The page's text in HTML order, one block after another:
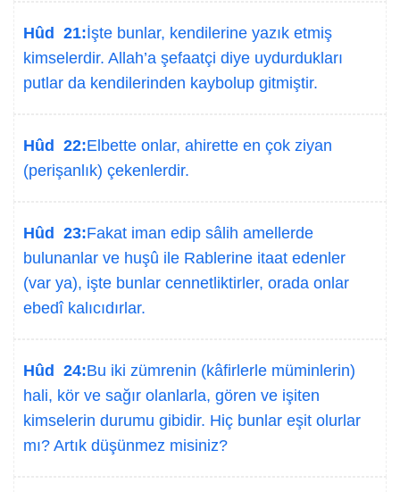
Hûd 21:İşte bunlar, kendilerine yazık etmiş
kimselerdir. Allah’a şefaatçi diye uydurdukları
putlar da kendilerinden kaybolup gitmiştir.
Hûd 22:Elbette onlar, ahirette en çok ziyan
(perişanlık) çekenlerdir.
Hûd 23:Fakat iman edip sâlih amellerde
bulunanlar ve huşû ile Rablerine itaat edenler
(var ya), işte bunlar cennetliktirler, orada onlar
ebedî kalıcıdırlar.
Hûd 24:Bu iki zümrenin (kâfirlerle müminlerin)
hali, kör ve sağır olanlarla, gören ve işiten
kimselerin durumu gibidir. Hiç bunlar eşit olurlar
mı? Artık düşünmez misiniz?